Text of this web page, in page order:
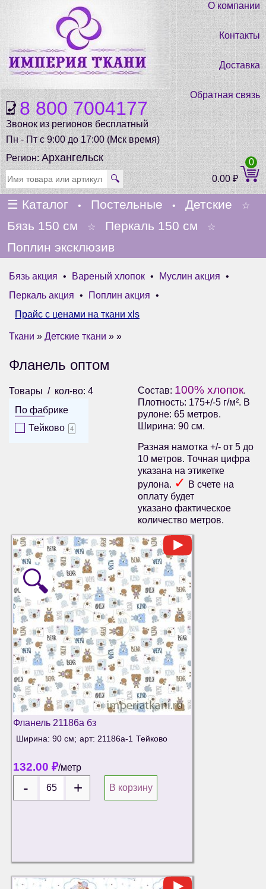
8 800 7004177
Звонок из регионов бесплатный
Пн - Пт с 9:00 до 17:00 (Мск время)
О компании
Контакты
Доставка
Обратная связь
Регион:Архангельск
🔍 0.00₽
0
☰ Каталог • Постельные • Детские ☆
Бязь 150 см ☆ Перкаль 150 см ☆
Поплин эксклюзив
Бязь акция • Вареный хлопок • Муслин акция •
Перкаль акция • Поплин акция •
Прайс с ценами на ткани xls
Ткани » Детские ткани » »
Фланель оптом
Товары
кол-во: 4
По фабрике
Тейково
4
Состав: 100% хлопок.
Плотность: 175+/-5 г/м². В
рулоне: 65 метров.
Ширина: 90 см.
Разная намотка +/- от 5 до
10 метров. Точная цифра
указана на этикетке
рулона. ✓ В счете на
оплату будет
указано фактическое
количество метров.
🔍
Фланель 21186а бз
Ширина: 90 см; арт: 21186а-1 Тейково
132.00 ₽/метр
В корзину